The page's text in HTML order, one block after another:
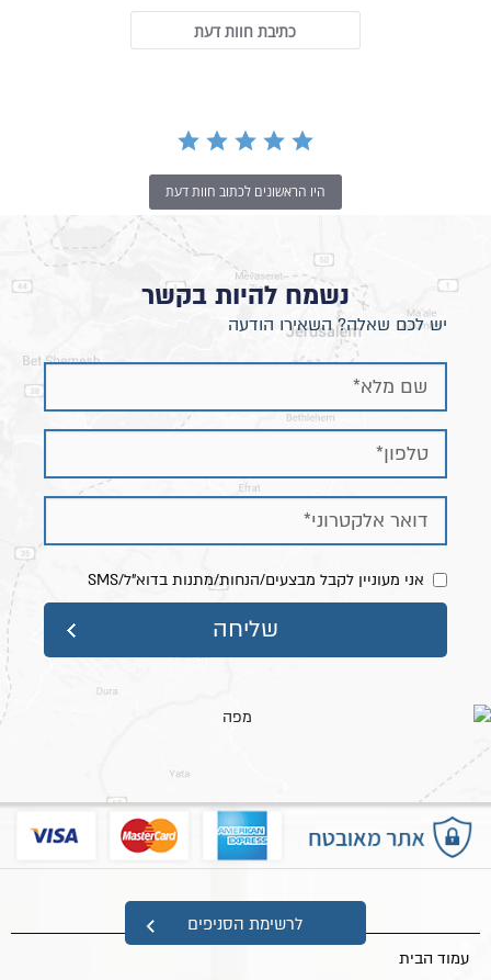
כתיבת חוות דעת
היו הראשונים לכתוב חוות דעת
נשמח להיות בקשר
יש לכם שאלה? השאירו הודעה
אני מעוניין לקבל מבצעים/הנחות/מתנות בדוא"ל/SMS
לרשימת הסניפים
מפת אתר
עמוד הבית